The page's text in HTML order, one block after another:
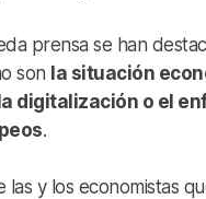
prensa se han
son la situación
digitalización o el
.
las y los economistas